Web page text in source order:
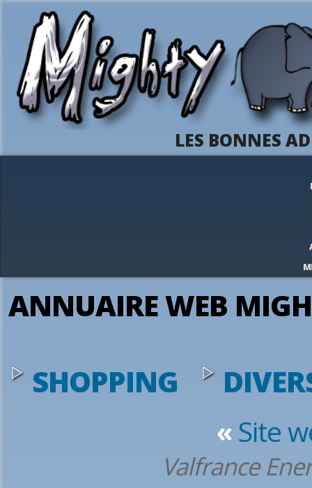
LES BONNES
ANNUAIRE WEB
SHOPPING
«Site
Valfrance